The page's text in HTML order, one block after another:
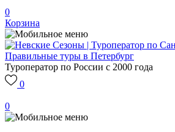
0
Корзина
Туроператор по России с 2000 года
0
0